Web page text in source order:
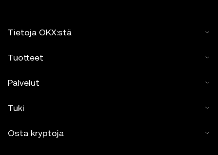
Tietoja OKX:stä
Tuotteet
Palvelut
Tuki
Osta kryptoja